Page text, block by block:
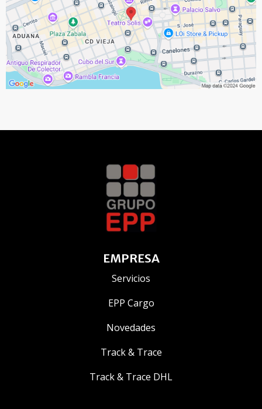
EMPRESA
Servicios
EPP Cargo
Novedades
Track & Trace
Track & Trace DHL